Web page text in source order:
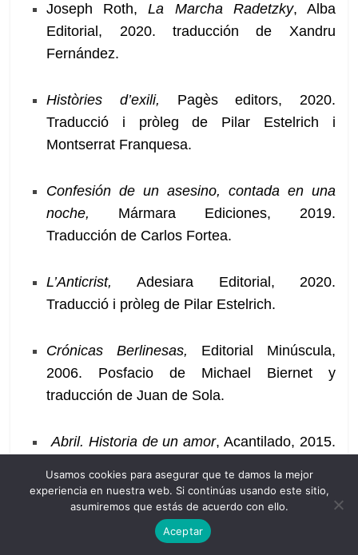
Joseph Roth,La Marcha Radetzky, Alba
Editorial, 2020. traducción de Xandru
Fernández.
Històries d’exili, Pagès editors, 2020.
Traducció i pròleg de Pilar Estelrich i
Montserrat Franquesa.
Confesión de un asesino, contada en una
noche, Mármara Ediciones, 2019.
Traducción de Carlos Fortea.
L’Anticrist,Adesiara Editorial, 2020.
Traducció i pròleg de Pilar Estelrich.
Crónicas Berlinesas, Editorial Minúscula,
2006. Posfacio de Michael Biernet y
traducción de Juan de Sola.
Abril. Historia de un amor, Acantilado, 2015.
Fuga sin fin, Acantilado, 2013. Traducción de
Juan Luis Vermal.El peso Falso
Usamos cookies para asegurar que te damos la mejor
experiencia en nuestra web. Si continúas usando este sitio,
asumiremos que estás de acuerdo con ello.
Aceptar